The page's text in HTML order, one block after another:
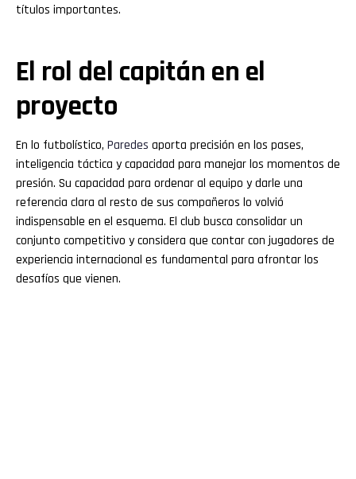
títulos importantes.
El rol del capitán en el
proyecto
En lo futbolístico, Paredes aporta precisión en los pases,
inteligencia táctica y capacidad para manejar los momentos de
presión. Su capacidad para ordenar al equipo y darle una
referencia clara al resto de sus compañeros lo volvió
indispensable en el esquema. El club busca consolidar un
conjunto competitivo y considera que contar con jugadores de
experiencia internacional es fundamental para afrontar los
desafíos que vienen.